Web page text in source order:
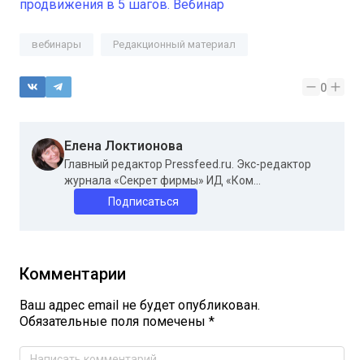
продвижения в 5 шагов. Вебинар
вебинары Редакционный материал
0
Елена Локтионова
Главный редактор Pressfeed.ru. Экс-редактор
журнала «Секрет фирмы» ИД «Ком...
Подписаться
Комментарии
Ваш адрес email не будет опубликован.
Обязательные поля помечены *